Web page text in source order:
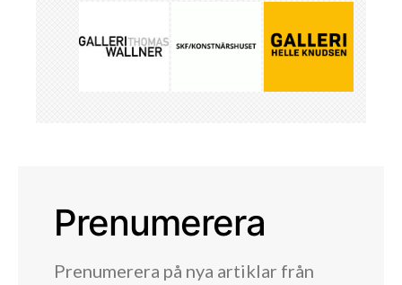
Prenumerera
Prenumerera på nya artiklar från